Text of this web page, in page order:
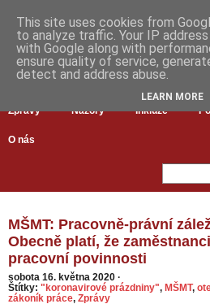
Zprávy Názory Inkluze
O nás
MŠMT: Pracovně-právní
Obecně platí, že
pracovní povinnosti
sobota 16. května 2020 ·
Štítky: "koronavirové prázdniny", MŠMT,
zákoník práce, Zprávy
This site uses cookies from
to analyze traffic. Your IP
with Google along with
ensure quality of service,
detect and address abuse.
LEARN MORE